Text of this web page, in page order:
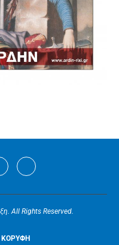
All Rights Reserved.
ΚΟΡΥΦΗ